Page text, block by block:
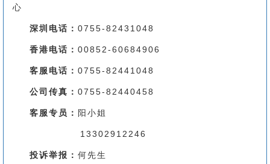
心
深圳电话： 0755-82431048
香港电话： 00852-60684906
客服电话： 0755-82441048
公司传真： 0755-82440458
客服专员： 阳小姐
13302912246
投诉举报： 何先生